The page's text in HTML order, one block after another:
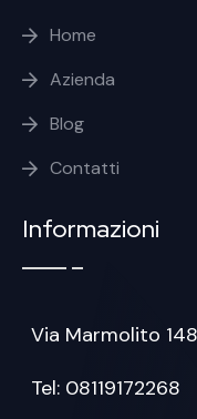
Home
Azienda
Blog
Contatti
Informazioni
Via Marmolito
Tel: 08119172268